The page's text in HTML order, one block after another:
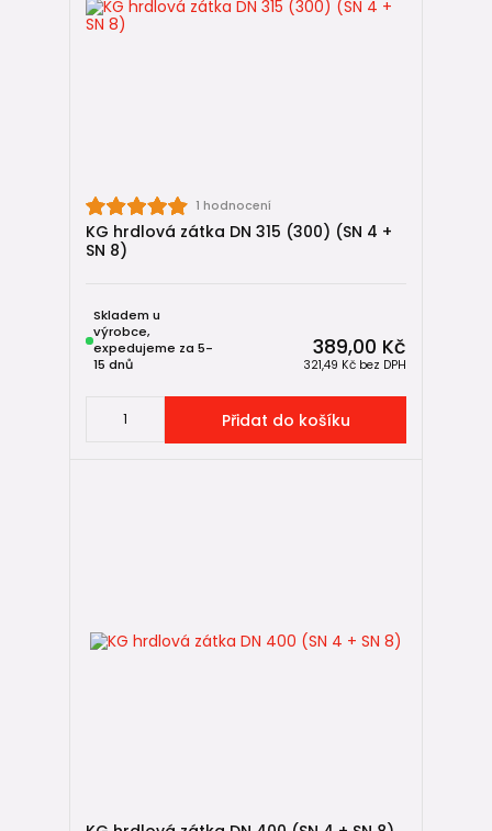
1 hodnocení
KG hrdlová zátka DN 315 (300) (SN 4 +
SN 8)
389,00 Kč
321,49 Kč bez DPH
Skladem u
výrobce,
expedujeme za 5-
15 dnů
Přidat do košíku